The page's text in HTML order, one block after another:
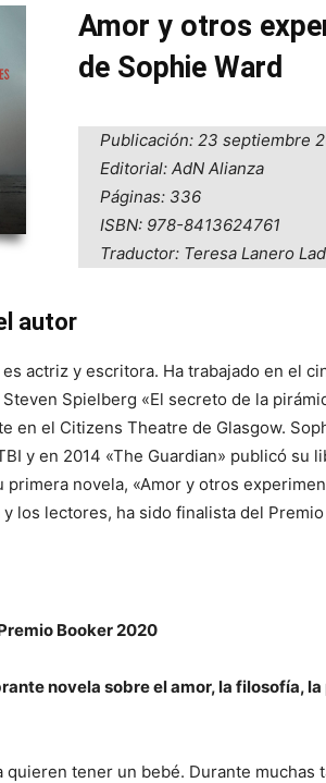
Amor y otros
de Sophie Ward
Publicación: 23 septiembre
Editorial: AdN Alianza
Páginas: 336
ISBN: 978-8413624761
Traductor: Teresa Lanero
autor
es actriz y escritora. Ha trabajado en el
Spielberg «El secreto de la
en el Citizens Theatre de Glasgow.
y en 2014 «The Guardian» publicó su
primera novela, «Amor y otros
y los lectores, ha sido finalista del
Booker 2020
novela sobre el amor, la filosofía,
quieren tener un bebé. Durante muchas